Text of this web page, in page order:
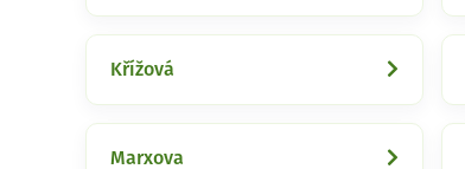
Křížová
Marxova